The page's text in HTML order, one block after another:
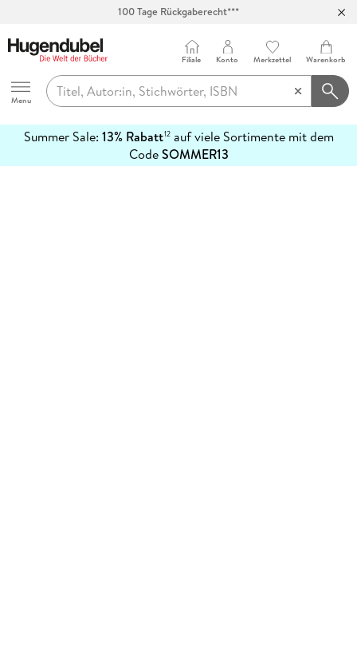
100 Tage Rückgaberecht***
Hugendubel
Menu
Filiale Konto Merkzettel Warenkorb
Summer Sale: 13% Rabatt12auf viele Sortimente mit dem
CodeSOMMER13
erfahren